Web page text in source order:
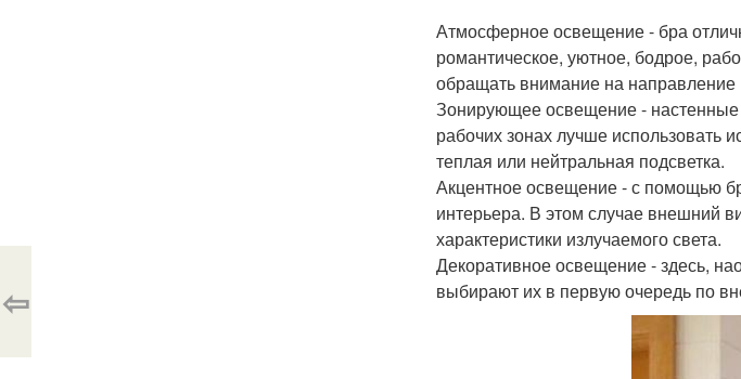
Атмосферное освещение - бра
романтическое, уютное, бодрое,
обращать внимание на
Зонирующее освещение - настенные
рабочих зонах лучше использовать
теплая или нейтральная подсветка.
Акцентное освещение - с помощью
интерьера. В этом случае внешний
характеристики излучаемого света.
Декоративное освещение - здесь,
выбирают их в первую очередь по
⇦